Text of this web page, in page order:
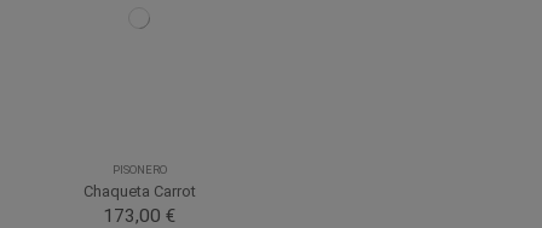
PISONERO
Chaqueta Carrot
173,00 €